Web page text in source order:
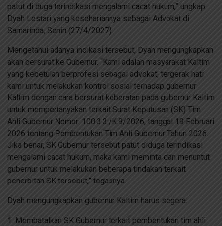
patut di duga terindikasi mengalami cacat hukum,” ungkap
Dyah Lestari yang kesehariannya sebagai Advokat di
Samarinda, Senin (27/4/2027).
Mengetahui adanya indikasi tersebut, Dyah mengungkapkan
akan bersurat ke Gubernur. “Kami adalah masyarakat Kaltim
yang kebetulan berprofesi sebagai advokat, tergerak hati
kami untuk melakukan kontrol sosial terhadap gubernur
Kaltim dengan cara bersurat keberatan pada gubernur Kaltim
untuk mempertanyakan terkait Surat Keputusan (SK) Tim
Ahli Gubernur Nomor: 100.3.3./K.9/2026, tanggal 19 Februari
2026 tentang Pembentukan Tim Ahli Gubernur Tahun 2026.
Jika benar, SK Gubernur tersebut patut diduga terindikasi
mengalami cacat hukum, maka kami meminta dan menuntut
gubernur untuk melakukan beberapa tindakan terkait
penerbitan SK tersebut,” tegasnya.
Dyah mengungkapkan gubernur Kaltim harus segera:
1. Membatalkan SK Gubernur terkait pembentukan tim ahli